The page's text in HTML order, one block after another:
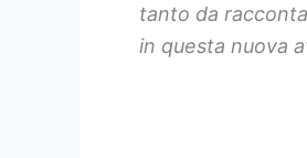
tanto da
in questa nuova